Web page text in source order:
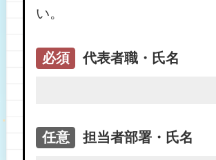
い。
必須 代表者職・氏名
任意 担当者部署・氏名